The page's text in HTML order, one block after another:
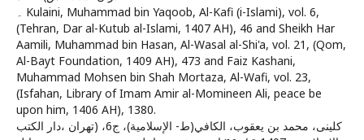
۔ Kulaini, Muhammad bin Yaqoob, Al-Kafi (i-Islami), vol. 6,
(Tehran, Dar al-Kutub al-Islami, 1407 AH), 46 and Sheikh Har
Aamili, Muhammad bin Hasan, Al-Wasal al-Shi'a, vol. 21, (Qom,
Al-Bayt Foundation, 1409 AH), 473 and Faiz Kashani,
Muhammad Mohsen bin Shah Mortaza, Al-Wafi, vol. 23,
(Isfahan, Library of Imam Amir al-Momineen Ali, peace be
upon him, 1406 AH), 1380.
كلينى، محمد بن يعقوب‏، الكافي(ط- الإسلامية)، ج‏6، (تهران ،دار الكتب